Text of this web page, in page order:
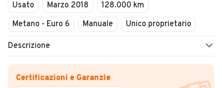
Usato Marzo 2018
128.000 km
Metano - Euro 6
Manuale Unico proprietario
Descrizione
Certificazioni e Garanzie